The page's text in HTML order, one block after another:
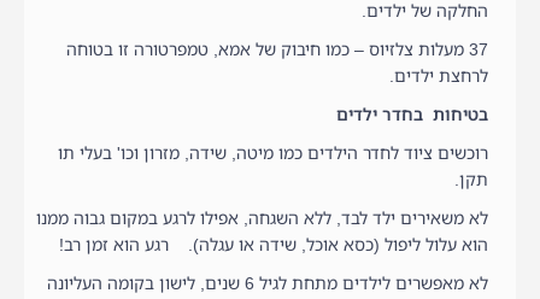
החלקה של ילדים.
37 מעלות צלזיוס – כמו חיבוק של אמא, טמפרטורה זו בטוחה
לרחצת ילדים.
בטיחות בחדר ילדים
רוכשים ציוד לחדר הילדים כמו מיטה, שידה, מזרון וכו' בעלי תו
תקן.
לא משאירים ילד לבד, ללא השגחה, אפילו לרגע במקום גבוה ממנו
הוא עלול ליפול (כסא אוכל, שידה או עגלה). רגע הוא זמן רב!
לא מאפשרים לילדים מתחת לגיל 6 שנים, לישון בקומה העליונה